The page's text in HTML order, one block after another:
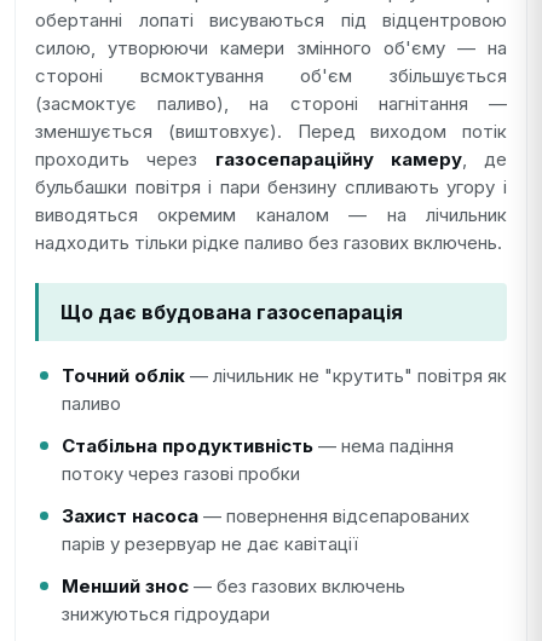
обертанні лопаті висуваються під відцентровою
силою, утворюючи камери змінного об'єму — на
стороні всмоктування об'єм збільшується
(засмоктує паливо), на стороні нагнітання —
зменшується (виштовхує). Перед виходом потік
проходить через газосепараційну камеру, де
бульбашки повітря і пари бензину спливають угору і
виводяться окремим каналом — на лічильник
надходить тільки рідке паливо без газових включень.
Що дає вбудована газосепарація
Точний облік — лічильник не "крутить" повітря як
паливо
Стабільна продуктивність — нема падіння
потоку через газові пробки
Захист насоса — повернення відсепарованих
парів у резервуар не дає кавітації
Менший знос — без газових включень
знижуються гідроудари